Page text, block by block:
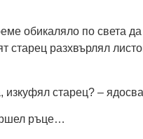
обикаляло по света
разхвърлял
старец? –
ръце…